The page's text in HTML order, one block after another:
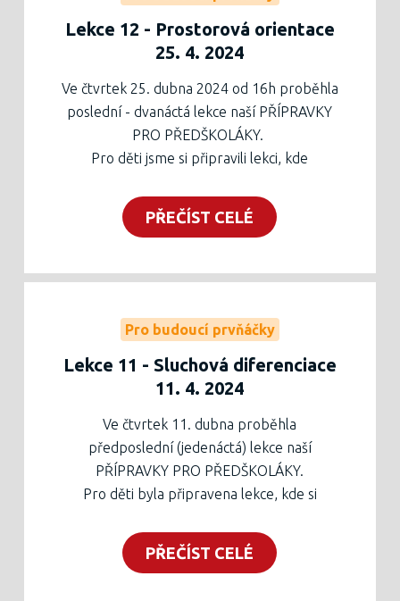
Lekce 12 - Prostorová orientace
25. 4. 2024
Ve čtvrtek 25. dubna 2024 od 16h proběhla
poslední - dvanáctá lekce naší PŘÍPRAVKY
PRO PŘEDŠKOLÁKY.
Pro děti jsme si připravili lekci, kde
kličku jako další grafomotorický prvek. Děti
za asistence rodičů pracovaly na několika
vybarvovaly různé obrázky.
upomínkový list a sladkou odměnu, většina
dětí si odnesla povedený keramický výrobek
zhotovený na předešlých lekcích.
Děkujeme za účast v našem cyklu
přípravy na školu, přejeme všem krásné
jaro a budoucím školákům úspěšný start
první třídy!
PŘEČÍST CELÉ
Pro budoucí prvňáčky
Lekce 11 - Sluchová diferenciace
11. 4. 2024
Ve čtvrtek 11. dubna proběhla
předposlední (jedenáctá) lekce naší
PŘÍPRAVKY PRO PŘEDŠKOLÁKY.
Pro děti byla připravena lekce, kde si
kličku jako další grafomotorický prvek,
všechny činnosti byly motivované pohádkou
PŘEČÍST CELÉ